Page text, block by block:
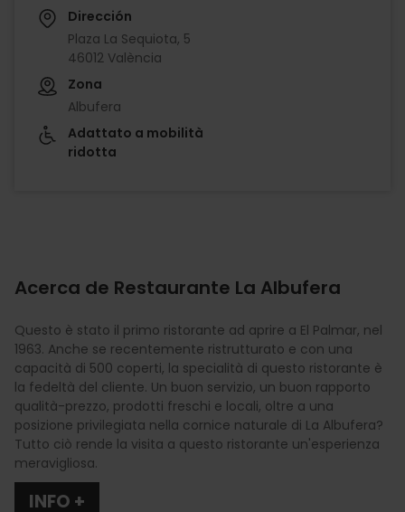
Dirección
Plaza La Sequiota, 5
46012 València
Zona
Albufera
Adattato a mobilità
ridotta
Acerca de Restaurante La Albufera
Questo è stato il primo ristorante ad aprire a El Palmar, nel
1963. Anche se recentemente ristrutturato e con una
capacità di 500 coperti, la specialità di questo ristorante è
la fedeltà del cliente. Un buon servizio, un buon rapporto
qualità-prezzo, prodotti freschi e locali, oltre a una
posizione privilegiata nella cornice naturale di La Albufera?
Tutto ciò rende la visita a questo ristorante un'esperienza
meravigliosa.
INFO +